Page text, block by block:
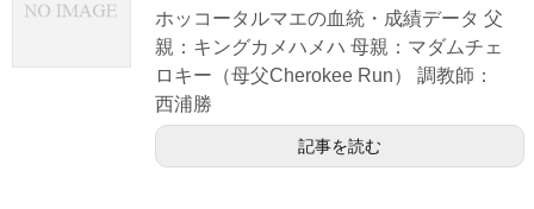
ホッコータルマエの血統・成績データ 父
親：キングカメハメハ 母親：マダムチェ
ロキー（母父Cherokee Run） 調教師：
西浦勝
記事を読む